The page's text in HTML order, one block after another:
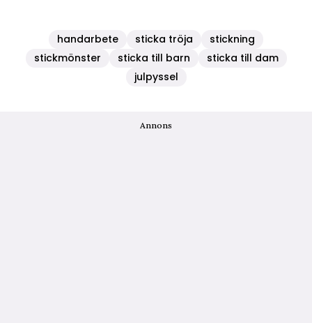
handarbete sticka tröja
stickning
stickmönster
sticka till barn
sticka till dam
julpyssel
Annons